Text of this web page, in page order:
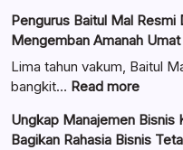
Pengurus Baitul Mal Resmi
Mengemban Amanah Umat
Lima tahun vakum, Baitul
bangkit… Read more:
Baitul
Mal
Ungkap Manajemen Bisnis
Bagikan Rahasia Bisnis